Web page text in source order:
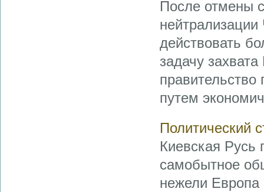
После отмены
действовать
задачу
правительство
путем
Политический
Киевская Русь
самобытное
нежели Европа